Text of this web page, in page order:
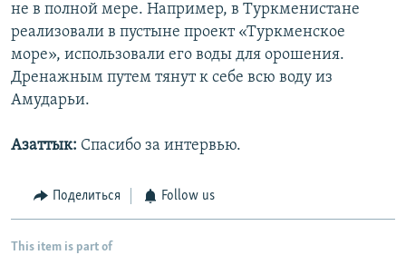
не в полной мере. Например, в Туркменистане
реализовали в пустыне проект «Туркменское
море», использовали его воды для орошения.
Дренажным путем тянут к себе всю воду из
Амударьи.
Азаттык: Спасибо за интервью.
Поделиться Follow us
This item is part of